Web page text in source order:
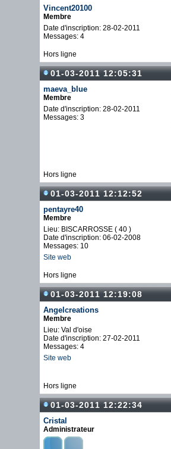
Vincent20100
Membre
Date d'inscription: 28-02-2011
Messages: 4
Hors ligne
01-03-2011 12:05:31
maeva_blue
Membre
Date d'inscription: 28-02-2011
Messages: 3
Hors ligne
01-03-2011 12:12:52
pentayre40
Membre
Lieu: BISCARROSSE ( 40 )
Date d'inscription: 06-02-2008
Messages: 10
Site web
Hors ligne
01-03-2011 12:19:08
Angelcreations
Membre
Lieu: Val d'oise
Date d'inscription: 27-02-2011
Messages: 4
Site web
Hors ligne
01-03-2011 12:22:34
Cristal
Administrateur